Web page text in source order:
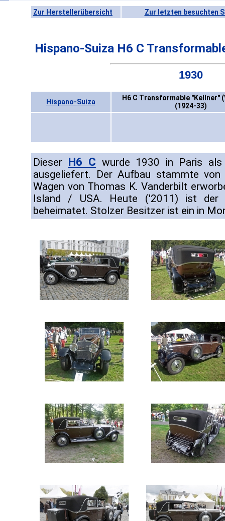
Zur Herstellerübersicht Zur letzten besuchten
Hispano-Suiza H6 C
1930
Hispano-Suiza
H6 C Transformable "Kellner"
(1924-33)
Dieser H6 C wurde 1930 in Paris als
ausgeliefert. Der Aufbau stammte von
Wagen von Thomas K. Vanderbilt
Island / USA. Heute ('2011) ist der
beheimatet. Stolzer Besitzer ist ein in